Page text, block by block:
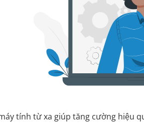
tính từ xa giúp tăng cường hiệu